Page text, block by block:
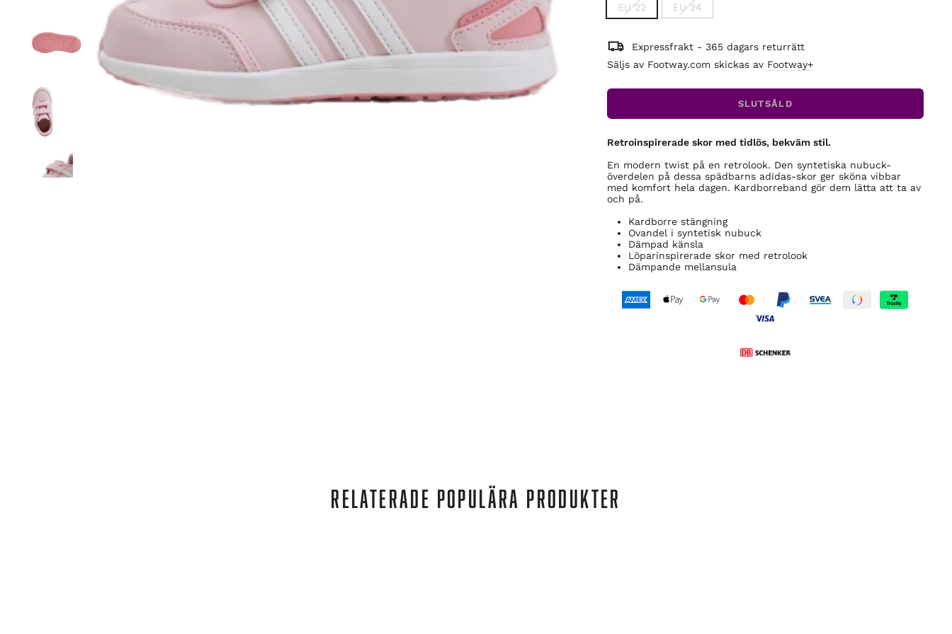
EU 22 EU 24
Expressfrakt - 365 dagars returrätt
Säljs av Footway.com skickas av Footway+
SLUTSÅLD
Retroinspirerade skor med tidlös, bekväm stil.
En modern twist på en retrolook. Den syntetiska nubuck-
överdelen på dessa spädbarns adidas-skor ger sköna vibbar
med komfort hela dagen. Kardborreband gör dem lätta att ta av
och på.
Kardborre stängning
Ovandel i syntetisk nubuck
Dämpad känsla
Löparinspirerade skor med retrolook
Dämpande mellansula
RELATERADE POPULÄRA PRODUKTER